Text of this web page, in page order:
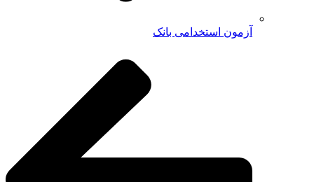
آزمون استخدامی بانک